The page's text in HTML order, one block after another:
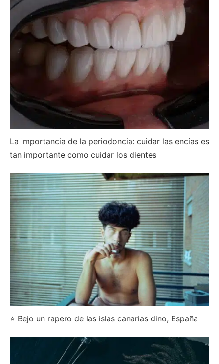
La importancia de la periodoncia: cuidar las encías es
tan importante como cuidar los dientes
⭐ Bejo un rapero de las islas canarias dino, España